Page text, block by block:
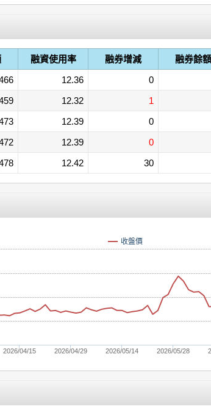
融資使用率 融券增減 融券餘額
12.36 0
12.32 1
12.39 0
12.39 0
12.42 30
收盤價
2026/04/15 2026/04/29 2026/05/14 2026/05/28